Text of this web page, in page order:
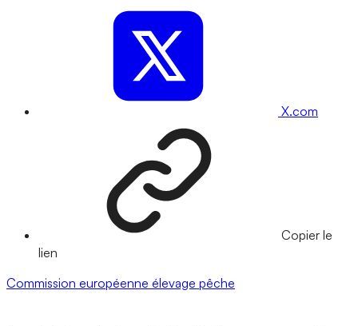
X.com
Copier le
lien
Commission européenne élevage pêche